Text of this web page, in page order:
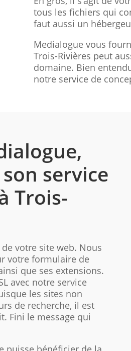
tous les fichiers qui
faut aussi un
Medialogue vous
Trois-Rivières peut
domaine. Bien
notre service de
service
Trois-
votre site web. Nous
votre formulaire de
que ses extensions.
avec notre service
les sites non
de recherche, il est
Fini le message qui